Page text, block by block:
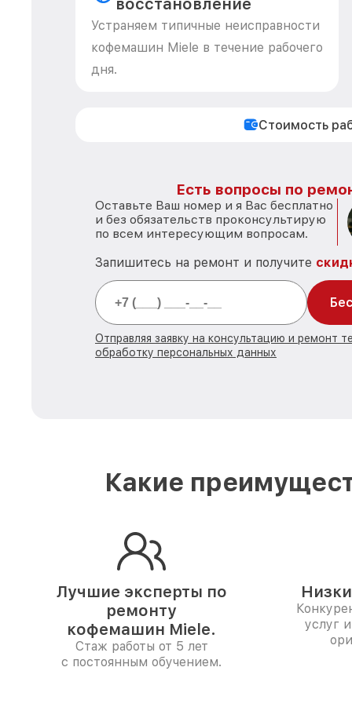
восстановление
Устраняем типичные неисправности
кофемашин Miele в течение рабочего
дня.
Стоимость
Есть вопросы по
Оставьте Ваш номер и я Вас бесплатно
и без обязательств проконсультирую
по всем интересующим вопросам.
Запишитесь на ремонт и получите
Отправляя заявку на консультацию и ремонт
обработку персональных данных
Какие
Лучшие эксперты по
ремонту
кофемашин Miele.
Стаж работы от 5 лет
с постоянным обучением.
услуг